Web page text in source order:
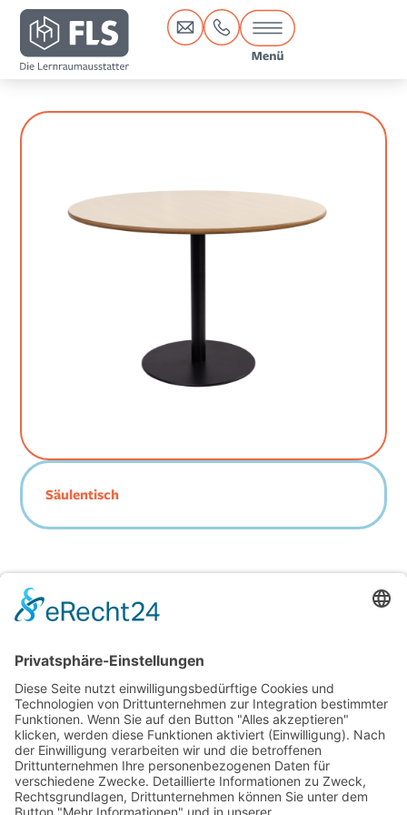
Säulentisch
Jetzt Katalog und Preise
anfordern!
Kontakt aufnehmen